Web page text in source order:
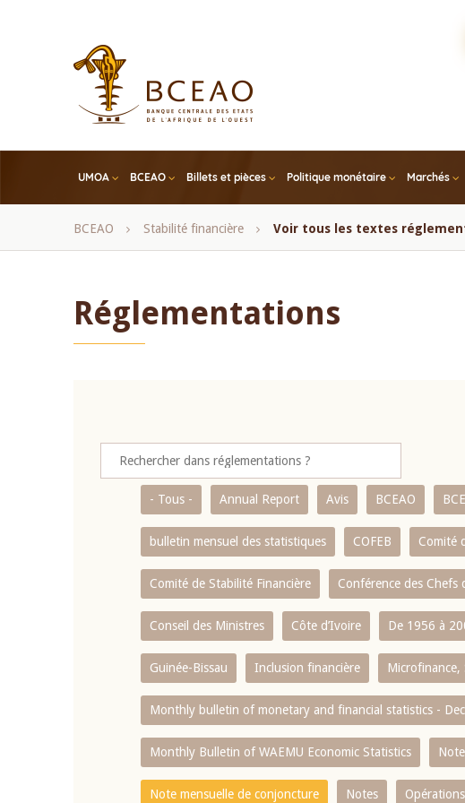
UMOA BCEAO Billets et pièces Politique monétaire Marchés
Fil
BCEAO Stabilité financière Voir tous les textes
Réglementations
- Tous - Annual Report Avis BCEAO
bulletin mensuel des statistiques COFEB Comité
Comité de Stabilité Financière Conférence des Chefs
Conseil des Ministres Côte d’Ivoire De 1956 à
Guinée-Bissau Inclusion financière Microfinance,
Monthly bulletin of monetary and financial statistics -
Monthly Bulletin of WAEMU Economic Statistics
Note mensuelle de conjoncture Notes